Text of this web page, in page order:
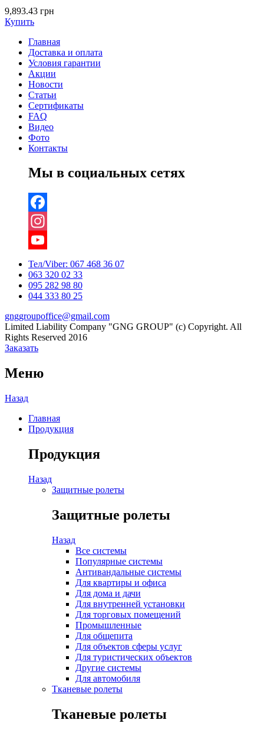
9,893.43 грн
Купить
Главная
Доставка и оплата
Условия гарантии
Акции
Новости
Статьи
Сертификаты
FAQ
Видео
Фото
Контакты
Мы в социальных сетях
Facebook
Instagram
YouTube
Channel
Тел/Viber: 067 468 36 07
063 320 02 33
095 282 98 80
044 333 80 25
gnggroupoffice@gmail.com
Limited Liability Company "GNG GROUP" (c) Copyright. All
Rights Reserved 2016
Заказать
Меню
Назад
Главная
Продукция
Продукция
Назад
Защитные ролеты
Защитные ролеты
Назад
Все системы
Популярные системы
Антивандальные системы
Для квартиры и офиса
Для дома и дачи
Для внутренней установки
Для торговых помещений
Промышленные
Для общепита
Для объектов сферы услуг
Для туристических объектов
Другие системы
Для автомобиля
Тканевые ролеты
Тканевые ролеты